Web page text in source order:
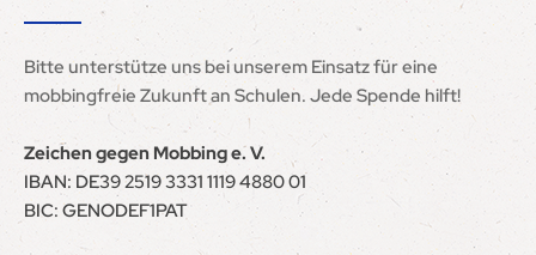
Bitte unterstütze uns bei unserem Einsatz für eine
mobbingfreie Zukunft an Schulen. Jede Spende hilft!
Zeichen gegen Mobbing e. V.
IBAN: DE39 2519 3331 1119 4880 01
BIC: GENODEF1PAT